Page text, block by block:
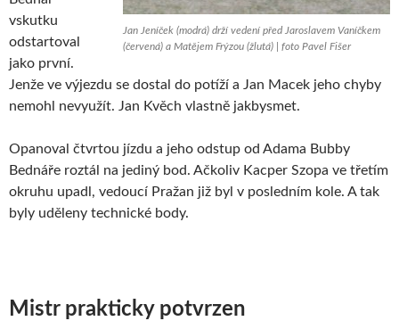
Jan Jeníček (modrá) drží vedení před Jaroslavem Vaníčkem
(červená) a Matějem Frýzou (žlutá) | foto Pavel Fišer
vskutku
odstartoval
jako první.
Jenže ve výjezdu se dostal do potíží a Jan Macek jeho chyby
nemohl nevyužít. Jan Kvěch vlastně jakbysmet.
Opanoval čtvrtou jízdu a jeho odstup od Adama Bubby
Bednáře roztál na jediný bod. Ačkoliv Kacper Szopa ve třetím
okruhu upadl, vedoucí Pražan již byl v posledním kole. A tak
byly uděleny technické body.
Mistr prakticky potvrzen